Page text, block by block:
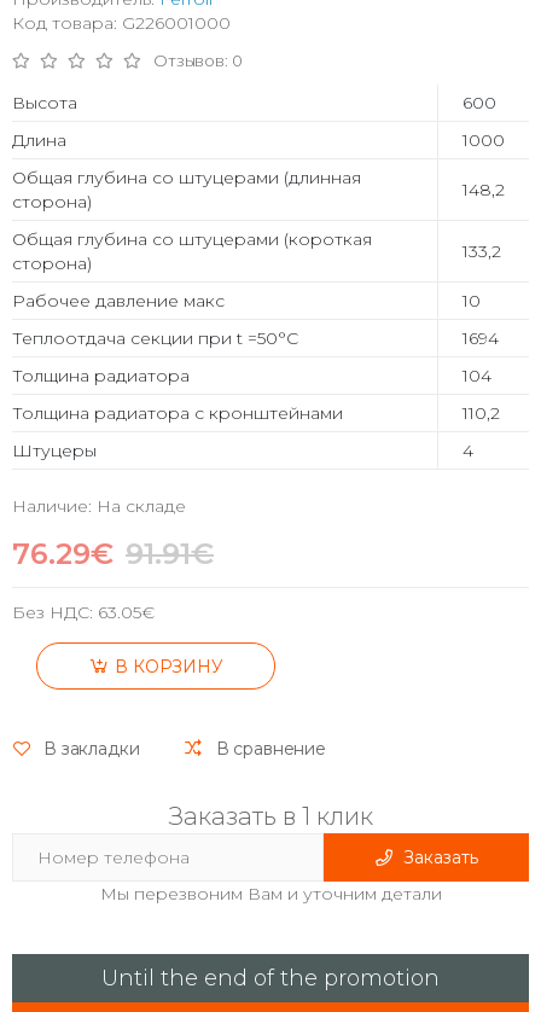
Код товара: G226001000
Отзывов: 0
Высота
600
Длина
1000
Общая глубина со штуцерами (длинная
сторона)
148,2
Общая глубина со штуцерами (короткая
сторона)
133,2
Рабочее давление макс
10
Теплоотдача секции при t =50°С
1694
Толщина радиатора
104
Толщина радиатора с кронштейнами
110,2
Штуцеры
4
Наличие: На складе
76.29€ 91.91€
Без НДС: 63.05€
В КОРЗИНУ
В закладки В сравнение
Заказать в 1 клик
Заказать
Мы перезвоним Вам и уточним детали
Until the end of the promotion